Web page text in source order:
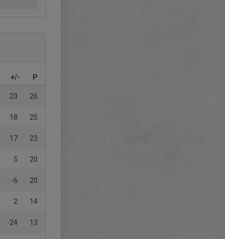
+/- P
23 26
18 25
17 23
5 20
-6 20
2 14
-24 13